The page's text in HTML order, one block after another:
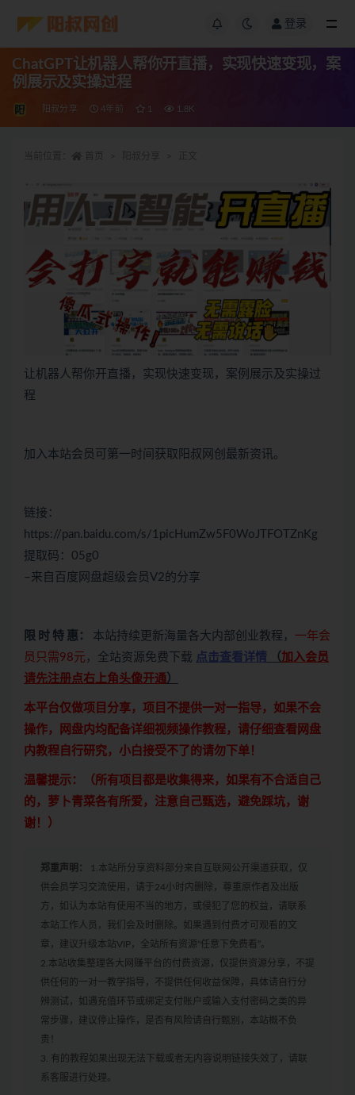
登录
ChatGPT让机器人帮你开直播，实现快速变现，案
例展示及实操过程
阳叔分享 4年前 1 1.8K
让机器人帮你开直播，实现快速变现，案例展示及实操过
程
加入本站会员可第一时间获取阳叔网创最新资讯。
链接：
https://pan.baidu.com/s/1picHumZw5F0WoJTFOTZnKg
提取码：05g0
–来自百度网盘超级会员V2的分享
限 时 特 惠： 本站持续更新海量各大内部创业教程， 一年会
员只需98元 ，全站资源免费下载 点击查看详情 （加入会员
请先注册点右上角头像开通）
本平台仅做项目分享，项目不提供一对一指导，如果不会
操作，网盘内均配备详细视频操作教程，请仔细查看网盘
内教程自行研究，小白接受不了的请勿下单！
温馨提示：（所有项目都是收集得来，如果有不合适自己
的，萝卜青菜各有所爱，注意自己甄选，避免踩坑，谢
谢！）
郑重声明：
1.本站所分享资料部分来自互联网公开渠道获取，仅
供会员学习交流使用，请于24小时内删除，尊重原作者及出版
方，如认为本站有使用不当的地方，或侵犯了您的权益，请联系
本站工作人员，我们会及时删除。如果遇到付费才可观看的文
章，建议升级本站VIP，全站所有资源“任意下免费看”。
2.本站收集整理各大网赚平台的付费资源，仅提供资源分享，不提
供任何的一对一教学指导，不提供任何收益保障，具体请自行分
辨测试，如遇充值环节或绑定支付账户或输入支付密码之类的异
常步骤，建议停止操作，是否有风险请自行甄别，本站概不负
责！
3. 有的教程如果出现无法下载或者无内容说明链接失效了，请联
系客服进行处理。